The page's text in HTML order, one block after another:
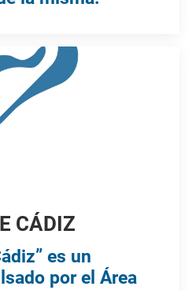
CÁDIZ
es un
por el Área